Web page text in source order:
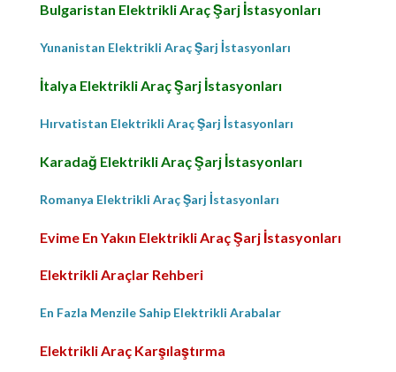
Bulgaristan Elektrikli Araç Şarj İstasyonları
Yunanistan Elektrikli Araç Şarj İstasyonları
İtalya Elektrikli Araç Şarj İstasyonları
Hırvatistan Elektrikli Araç Şarj İstasyonları
Karadağ Elektrikli Araç Şarj İstasyonları
Romanya Elektrikli Araç Şarj İstasyonları
Evime En Yakın Elektrikli Araç Şarj İstasyonları
Elektrikli Araçlar Rehberi
En Fazla Menzile Sahip Elektrikli Arabalar
Elektrikli Araç Karşılaştırma